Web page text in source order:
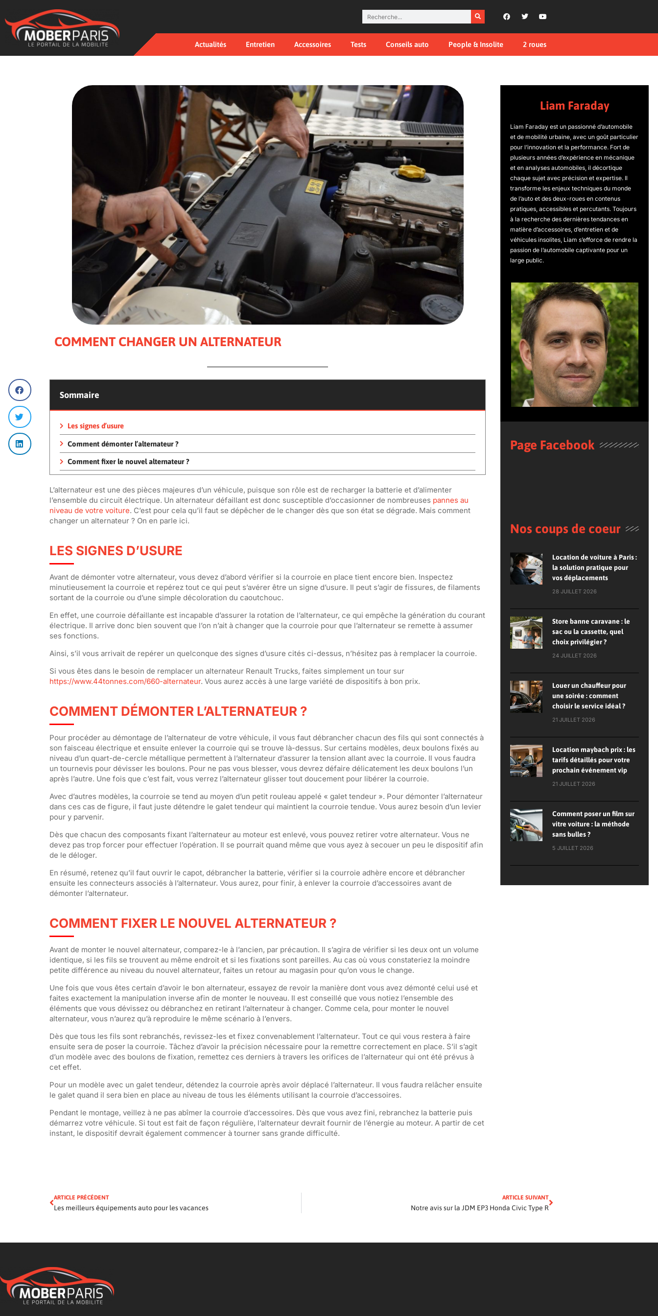
Actualités Entretien Accessoires Tests Conseils auto People & Insolite 2 roues
COMMENT CHANGER UN ALTERNATEUR
Sommaire
Les signes d’usure
Comment démonter l’alternateur ?
Comment fixer le nouvel alternateur ?
L’alternateur est une des pièces majeures d’un véhicule, puisque son rôle est de recharger la batterie et d’alimenter
l’ensemble du circuit électrique. Un alternateur défaillant est donc susceptible d’occasionner de nombreuses pannes au
niveau de votre voiture. C’est pour cela qu’il faut se dépêcher de le changer dès que son état se dégrade. Mais comment
changer un alternateur ? On en parle ici.
LES SIGNES D’USURE
Avant de démonter votre alternateur, vous devez d’abord vérifier si la courroie en place tient encore bien. Inspectez
minutieusement la courroie et repérez tout ce qui peut s’avérer être un signe d’usure. Il peut s’agir de fissures, de filaments
sortant de la courroie ou d’une simple décoloration du caoutchouc.
En effet, une courroie défaillante est incapable d’assurer la rotation de l’alternateur, ce qui empêche la génération du courant
électrique. Il arrive donc bien souvent que l’on n’ait à changer que la courroie pour que l’alternateur se remette à assumer
ses fonctions.
Ainsi, s’il vous arrivait de repérer un quelconque des signes d’usure cités ci-dessus, n’hésitez pas à remplacer la courroie.
Si vous êtes dans le besoin de remplacer un alternateur Renault Trucks, faites simplement un tour sur
https://www.44tonnes.com/660-alternateur. Vous aurez accès à une large variété de dispositifs à bon prix.
COMMENT DÉMONTER L’ALTERNATEUR ?
Pour procéder au démontage de l’alternateur de votre véhicule, il vous faut débrancher chacun des fils qui sont connectés à
son faisceau électrique et ensuite enlever la courroie qui se trouve là-dessus. Sur certains modèles, deux boulons fixés au
niveau d’un quart-de-cercle métallique permettent à l’alternateur d’assurer la tension allant avec la courroie. Il vous faudra
un tournevis pour dévisser les boulons. Pour ne pas vous blesser, vous devrez défaire délicatement les deux boulons l’un
après l’autre. Une fois que c’est fait, vous verrez l’alternateur glisser tout doucement pour libérer la courroie.
Avec d’autres modèles, la courroie se tend au moyen d’un petit rouleau appelé « galet tendeur ». Pour démonter l’alternateur
dans ces cas de figure, il faut juste détendre le galet tendeur qui maintient la courroie tendue. Vous aurez besoin d’un levier
pour y parvenir.
Dès que chacun des composants fixant l’alternateur au moteur est enlevé, vous pouvez retirer votre alternateur. Vous ne
devez pas trop forcer pour effectuer l’opération. Il se pourrait quand même que vous ayez à secouer un peu le dispositif afin
de le déloger.
En résumé, retenez qu’il faut ouvrir le capot, débrancher la batterie, vérifier si la courroie adhère encore et débrancher
ensuite les connecteurs associés à l’alternateur. Vous aurez, pour finir, à enlever la courroie d’accessoires avant de
démonter l’alternateur.
COMMENT FIXER LE NOUVEL ALTERNATEUR ?
Avant de monter le nouvel alternateur, comparez-le à l’ancien, par précaution. Il s’agira de vérifier si les deux ont un volume
identique, si les fils se trouvent au même endroit et si les fixations sont pareilles. Au cas où vous constateriez la moindre
petite différence au niveau du nouvel alternateur, faites un retour au magasin pour qu’on vous le change.
Une fois que vous êtes certain d’avoir le bon alternateur, essayez de revoir la manière dont vous avez démonté celui usé et
faites exactement la manipulation inverse afin de monter le nouveau. Il est conseillé que vous notiez l’ensemble des
éléments que vous dévissez ou débranchez en retirant l’alternateur à changer. Comme cela, pour monter le nouvel
alternateur, vous n’aurez qu’à reproduire le même scénario à l’envers.
Dès que tous les fils sont rebranchés, revissez-les et fixez convenablement l’alternateur. Tout ce qui vous restera à faire
ensuite sera de poser la courroie. Tâchez d’avoir la précision nécessaire pour la remettre correctement en place. S’il s’agit
d’un modèle avec des boulons de fixation, remettez ces derniers à travers les orifices de l’alternateur qui ont été prévus à
cet effet.
Pour un modèle avec un galet tendeur, détendez la courroie après avoir déplacé l’alternateur. Il vous faudra relâcher ensuite
le galet quand il sera bien en place au niveau de tous les éléments utilisant la courroie d’accessoires.
Pendant le montage, veillez à ne pas abîmer la courroie d’accessoires. Dès que vous avez fini, rebranchez la batterie puis
démarrez votre véhicule. Si tout est fait de façon régulière, l’alternateur devrait fournir de l’énergie au moteur. A partir de cet
instant, le dispositif devrait également commencer à tourner sans grande difficulté.
Liam Faraday
Liam Faraday est un passionné d’automobile
et de mobilité urbaine, avec un goût particulier
pour l’innovation et la performance. Fort de
plusieurs années d’expérience en mécanique
et en analyses automobiles, il décortique
chaque sujet avec précision et expertise. Il
transforme les enjeux techniques du monde
de l’auto et des deux-roues en contenus
pratiques, accessibles et percutants. Toujours
à la recherche des dernières tendances en
matière d’accessoires, d’entretien et de
véhicules insolites, Liam s’efforce de rendre la
passion de l’automobile captivante pour un
large public.
Page Facebook
Nos coups de coeur
Location de voiture à Paris :
la solution pratique pour
vos déplacements
28 JUILLET 2026
Store banne caravane : le
sac ou la cassette, quel
choix privilégier ?
24 JUILLET 2026
Louer un chauffeur pour
une soirée : comment
choisir le service idéal ?
21 JUILLET 2026
Location maybach prix : les
tarifs détaillés pour votre
prochain événement vip
21 JUILLET 2026
Comment poser un film sur
vitre voiture : la méthode
sans bulles ?
5 JUILLET 2026
ARTICLE PRÉCÉDENT
Les meilleurs équipements auto pour les vacances
ARTICLE SUIVANT
Notre avis sur la JDM EP3 Honda Civic Type R